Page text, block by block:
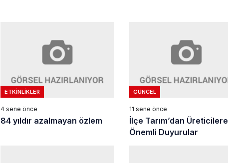
ETKINLIKLER
4 sene önce
84 yıldır azalmayan özlem
GÜNCEL
11 sene önce
İlçe Tarım’dan Üreticilere
Önemli Duyurular